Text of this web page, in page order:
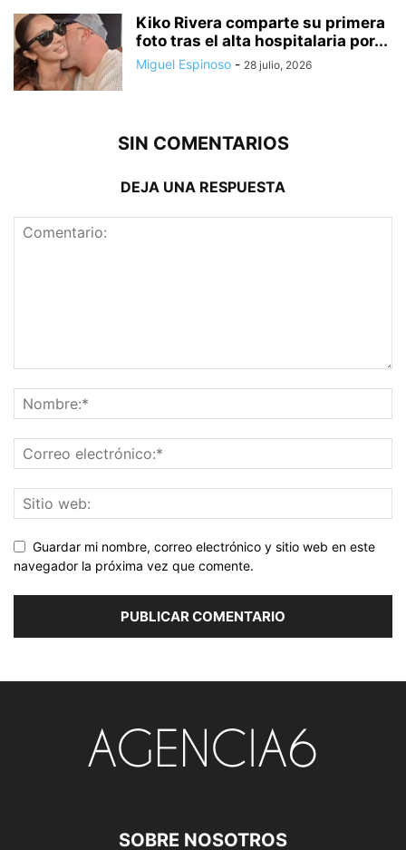
Kiko Rivera comparte su primera
foto tras el alta hospitalaria por...
Miguel Espinoso - 28 julio, 2026
SIN COMENTARIOS
DEJA UNA RESPUESTA
Guardar mi nombre, correo electrónico y sitio web en este
navegador la próxima vez que comente.
SOBRE NOSOTROS